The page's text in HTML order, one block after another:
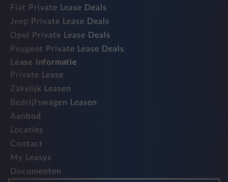
Fiat Private Lease Deals
Jeep Private Lease Deals
Opel Private Lease Deals
Peugeot Private Lease Deals
Lease informatie
Private Lease
Zakelijk Leasen
Bedrijfswagen Leasen
Aanbod
Locaties
Contact
My Leasys
Documenten